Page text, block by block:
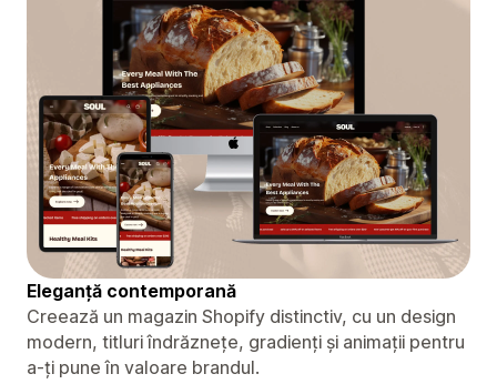
Eleganță contemporană
Creează un magazin Shopify distinctiv, cu un design
modern, titluri îndrăznețe, gradienți și animații pentru
a-ți pune în valoare brandul.